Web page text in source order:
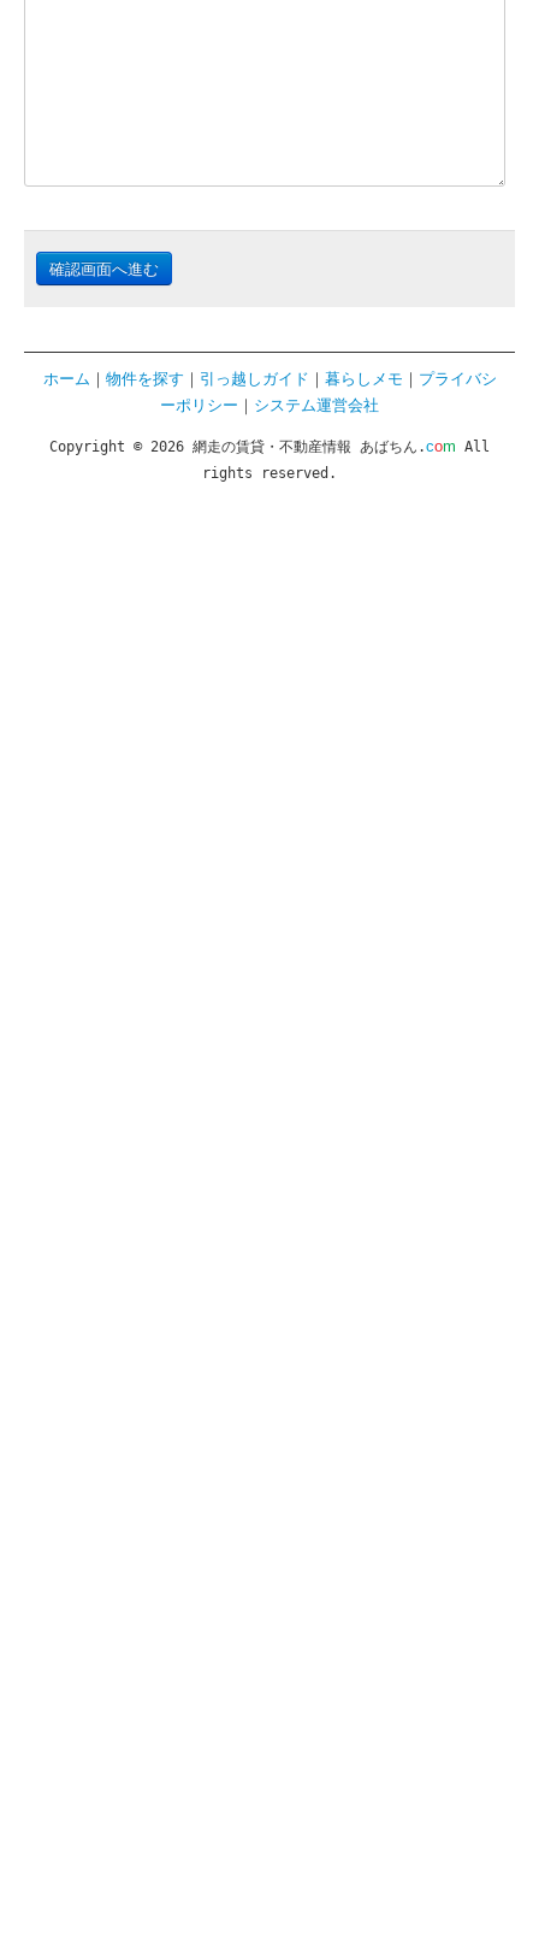
確認画面へ進む
ホーム ｜ 物件を探す ｜ 引っ越しガイド ｜ 暮らしメモ ｜ プライバシ
ーポリシー ｜ システム運営会社
Copyright © 2026 網走の賃貸・不動産情報 あばちん.com All
rights reserved.